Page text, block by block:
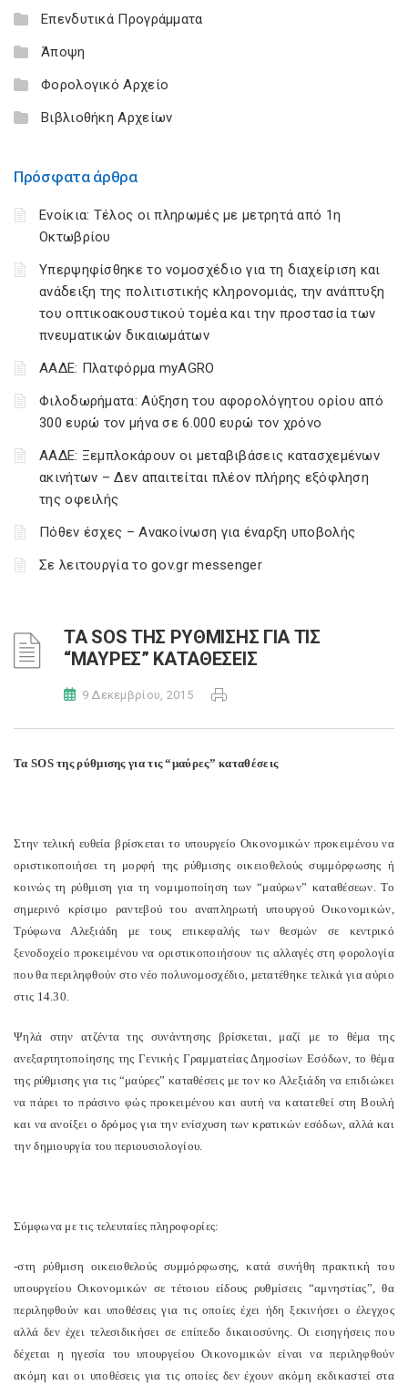
Επενδυτικά Προγράμματα
Άποψη
Φορολογικό Αρχείο
Βιβλιοθήκη Αρχείων
Πρόσφατα άρθρα
Ενοίκια: Τέλος οι πληρωμές με μετρητά από 1η
Οκτωβρίου
Υπερψηφίσθηκε το νομοσχέδιο για τη διαχείριση και
ανάδειξη της πολιτιστικής κληρονομιάς, την ανάπτυξη
του οπτικοακουστικού τομέα και την προστασία των
πνευματικών δικαιωμάτων
ΑΑΔΕ: Πλατφόρμα myAGRO
Φιλοδωρήματα: Αύξηση του αφορολόγητου ορίου από
300 ευρώ τον μήνα σε 6.000 ευρώ τον χρόνο
ΑΑΔΕ: Ξεμπλοκάρουν οι μεταβιβάσεις κατασχεμένων
ακινήτων – Δεν απαιτείται πλέον πλήρης εξόφληση
της οφειλής
Πόθεν έσχες – Ανακοίνωση για έναρξη υποβολής
Σε λειτουργία το gov.gr messenger
ΤΑ SOS ΤΗΣ ΡΥΘΜΙΣΗΣ ΓΙΑ ΤΙΣ
“ΜΑΥΡΕΣ” ΚΑΤΑΘΕΣΕΙΣ
9 Δεκεμβρίου, 2015
Τα SOSτης ρύθμισης για τις “μαύρες” καταθέσεις
Στην τελική ευθεία βρίσκεται το υπουργείο Οικονομικών προκειμένου να
οριστικοποιήσει τη μορφή της ρύθμισης οικειοθελούς συμμόρφωσης ή
κοινώς τη ρύθμιση για τη νομιμοποίηση των “μαύρων” καταθέσεων. Το
σημερινό κρίσιμο ραντεβού του αναπληρωτή υπουργού Οικονομικών,
Τρύφωνα Αλεξιάδη με τους επικεφαλής των θεσμών σε κεντρικό
ξενοδοχείο προκειμένου να οριστικοποιήσουν τις αλλαγές στη φορολογία
που θα περιληφθούν στο νέο πολυνομοσχέδιο, μετατέθηκε τελικά για αύριο
στις 14.30.
Ψηλά στην ατζέντα της συνάντησης βρίσκεται, μαζί με το θέμα της
ανεξαρτητοποίησης της Γενικής Γραμματείας Δημοσίων Εσόδων, το θέμα
της ρύθμισης για τις “μαύρες” καταθέσεις με τον κο Αλεξιάδη να επιδιώκει
να πάρει το πράσινο φώς προκειμένου και αυτή να κατατεθεί στη Βουλή
και να ανοίξει ο δρόμος για την ενίσχυση των κρατικών εσόδων, αλλά και
την δημιουργία του περιουσιολογίου.
Σύμφωνα με τις τελευταίες πληροφορίες:
-στη ρύθμιση οικειοθελούς συμμόρφωσης, κατά συνήθη πρακτική του
υπουργείου Οικονομικών σε τέτοιου είδους ρυθμίσεις “αμνηστίας”, θα
περιληφθούν και υποθέσεις για τις οποίες έχει ήδη ξεκινήσει ο έλεγχος
αλλά δεν έχει τελεσιδικήσει σε επίπεδο δικαιοσύνης. Οι εισηγήσεις που
δέχεται η ηγεσία του υπουργείου Οικονομικών είναι να περιληφθούν
ακόμη και οι υποθέσεις για τις οποίες δεν έχουν ακόμη εκδικαστεί στα